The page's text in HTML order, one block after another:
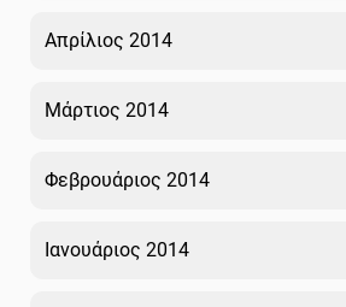
Απρίλιος 2014
Μάρτιος 2014
Φεβρουάριος 2014
Ιανουάριος 2014